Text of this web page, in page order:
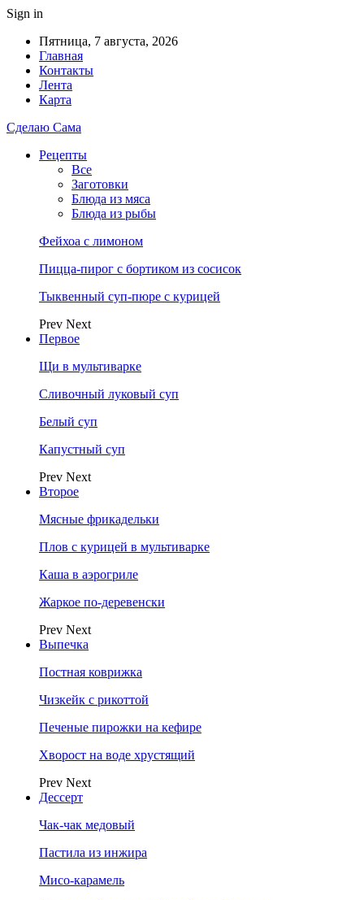
Sign in
Пятница, 7 августа, 2026
Главная
Контакты
Лента
Карта
Сделаю Сама
Рецепты
Все
Заготовки
Блюда из мяса
Блюда из рыбы
Фейхоа с лимоном
Пицца-пирог с бортиком из сосисок
Тыквенный суп-пюре с курицей
Prev Next
Первое
Щи в мультиварке
Сливочный луковый суп
Белый суп
Капустный суп
Prev Next
Второе
Мясные фрикадельки
Плов с курицей в мультиварке
Каша в аэрогриле
Жаркое по-деревенски
Prev Next
Выпечка
Постная коврижка
Чизкейк с рикоттой
Печеные пирожки на кефире
Хворост на воде хрустящий
Prev Next
Дессерт
Чак-чак медовый
Пастила из инжира
Мисо-карамель